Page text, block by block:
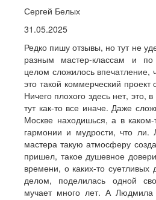
Сергей Белых
31.05.2025
Редко пишу отзывы, но тут не
разным мастер-классам и
целом сложилось впечатление,
это такой коммерческий проект
Ничего плохого здесь нет,
тут как-то все иначе. Даже
Москве находишься, а в
гармонии и мудрости, что ли.
мастера такую атмосферу
пришел, такое душевное
времени, о каких-то
делом, поделилась одной
мучает много лет. А Людмила